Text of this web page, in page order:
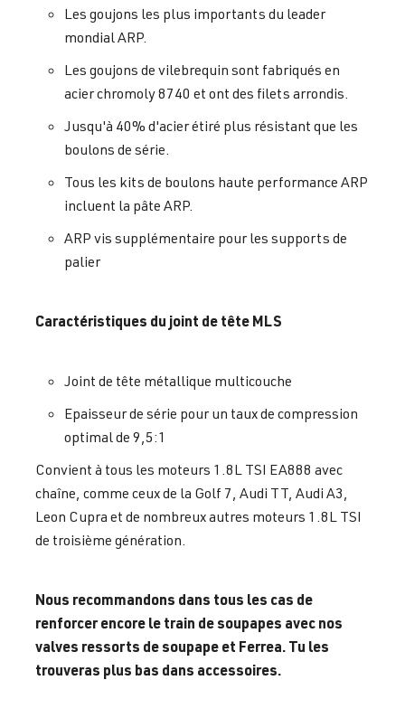
Les goujons les plus importants du leader
mondial ARP.
Les goujons de vilebrequin sont fabriqués en
acier chromoly 8740 et ont des filets arrondis.
Jusqu'à 40% d'acier étiré plus résistant que les
boulons de série.
Tous les kits de boulons haute performance ARP
incluent la pâte ARP.
ARP vis supplémentaire pour les supports de
palier
Caractéristiques du joint de tête MLS
Joint de tête métallique multicouche
Epaisseur de série pour un taux de compression
optimal de 9,5:1
Convient à tous les moteurs 1.8L TSI EA888 avec
chaîne, comme ceux de la Golf 7, Audi TT, Audi A3,
Leon Cupra et de nombreux autres moteurs 1.8L TSI
de troisième génération.
Nous recommandons dans tous les cas de
renforcer encore le train de soupapes avec nos
valves ressorts de soupape et Ferrea. Tu les
trouveras plus bas dans accessoires.